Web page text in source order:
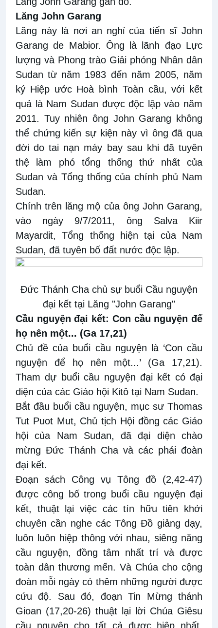
Lăng John Garang
Lăng này là nơi an nghỉ của tiến sĩ John
Garang de Mabior. Ông là lãnh đạo Lực
lượng và Phong trào Giải phóng Nhân dân
Sudan từ năm 1983 đến năm 2005, năm
ký Hiệp ước Hoà bình Toàn cầu, với kết
quả là Nam Sudan được độc lập vào năm
2011. Tuy nhiên ông John Garang không
thể chứng kiến sự kiện này vì ông đã qua
đời do tai nạn máy bay sau khi đã tuyên
thệ làm phó tổng thống thứ nhất của
Sudan và Tổng thống của chính phủ Nam
Sudan.
Chính trên lăng mộ của ông John Garang,
vào ngày 9/7/2011, ông Salva Kiir
Mayardit, Tổng thống hiện tại của Nam
Sudan, đã tuyên bố đất nước độc lập.
Đức Thánh Cha chủ sự buổi Cầu nguyện
đại kết tại Lăng "John Garang"
Cầu nguyện đại kết: Con cầu nguyện để
họ nên một... (Ga 17,21)
Chủ đề của buổi cầu nguyện là ‘Con cầu
nguyện để họ nên một...’ (Ga 17,21).
Tham dự buổi cầu nguyện đại kết có đại
diện của các Giáo hội Kitô tại Nam Sudan.
Bắt đầu buổi cầu nguyện, mục sư Thomas
Tut Puot Mut, Chủ tịch Hội đồng các Giáo
hội của Nam Sudan, đã đại diện chào
mừng Đức Thánh Cha và các phái đoàn
đại kết.
Đoạn sách Công vụ Tông đồ (2,42-47)
được công bố trong buổi cầu nguyện đại
kết, thuật lại việc các tín hữu tiên khởi
chuyên cần nghe các Tông Đồ giảng dạy,
luôn luôn hiệp thông với nhau, siêng năng
cầu nguyện, đồng tâm nhất trí và được
toàn dân thương mến. Và Chúa cho cộng
đoàn mỗi ngày có thêm những người được
cứu độ. Sau đó, đoạn Tin Mừng thánh
Gioan (17,20-26) thuật lại lời Chúa Giêsu
cầu nguyện cho tất cả được hiệp nhất,